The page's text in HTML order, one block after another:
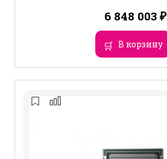
6 848 003 ₽
В корзину